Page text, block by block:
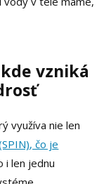
vzniká
využíva nie len
čo je
i len jednu